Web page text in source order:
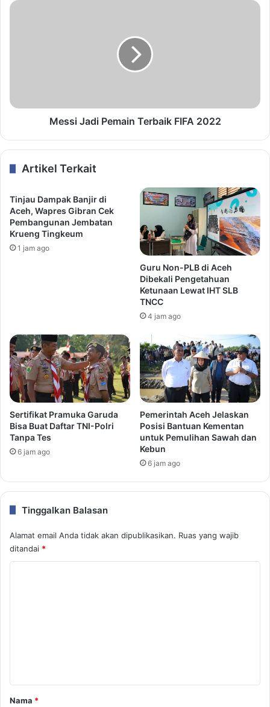
Messi Jadi Pemain Terbaik FIFA 2022
Artikel Terkait
Tinjau Dampak Banjir di
Aceh, Wapres Gibran Cek
Pembangunan Jembatan
Krueng Tingkeum
1 jam ago
Guru Non-PLB di Aceh
Dibekali Pengetahuan
Ketunaan Lewat IHT SLB
TNCC
4 jam ago
Sertifikat Pramuka Garuda
Bisa Buat Daftar TNI-Polri
Tanpa Tes
6 jam ago
Pemerintah Aceh Jelaskan
Posisi Bantuan Kementan
untuk Pemulihan Sawah dan
Kebun
6 jam ago
Tinggalkan Balasan
Alamat email Anda tidak akan dipublikasikan. Ruas yang wajib
ditandai *
rNama *